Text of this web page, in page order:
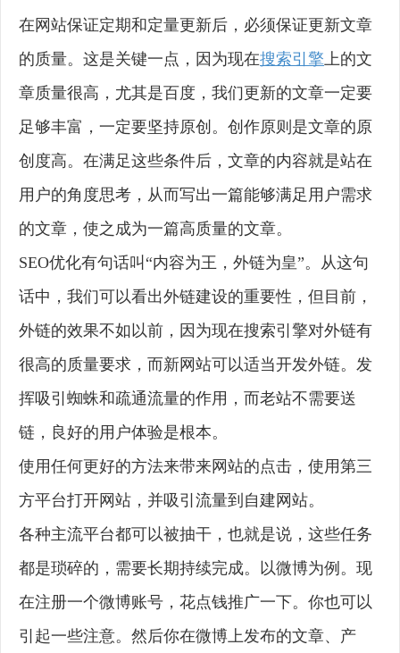
在网站保证定期和定量更新后，必须保证更新文章
的质量。这是关键一点，因为现在搜索引擎上的文
章质量很高，尤其是百度，我们更新的文章一定要
足够丰富，一定要坚持原创。创作原则是文章的原
创度高。在满足这些条件后，文章的内容就是站在
用户的角度思考，从而写出一篇能够满足用户需求
的文章，使之成为一篇高质量的文章。
SEO优化有句话叫“内容为王，外链为皇”。从这句
话中，我们可以看出外链建设的重要性，但目前，
外链的效果不如以前，因为现在搜索引擎对外链有
很高的质量要求，而新网站可以适当开发外链。发
挥吸引蜘蛛和疏通流量的作用，而老站不需要送
链，良好的用户体验是根本。
使用任何更好的方法来带来网站的点击，使用第三
方平台打开网站，并吸引流量到自建网站。
各种主流平台都可以被抽干，也就是说，这些任务
都是琐碎的，需要长期持续完成。以微博为例。现
在注册一个微博账号，花点钱推广一下。你也可以
引起一些注意。然后你在微博上发布的文章、产